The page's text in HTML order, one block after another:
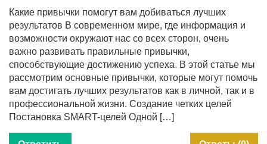
Какие привычки помогут вам добиваться лучших
результатов В современном мире, где информация и
возможности окружают нас со всех сторон, очень
важно развивать правильные привычки,
способствующие достижению успеха. В этой статье мы
рассмотрим основные привычки, которые могут помочь
вам достигать лучших результатов как в личной, так и в
профессиональной жизни. Создание четких целей
Постановка SMART-целей Одной […]